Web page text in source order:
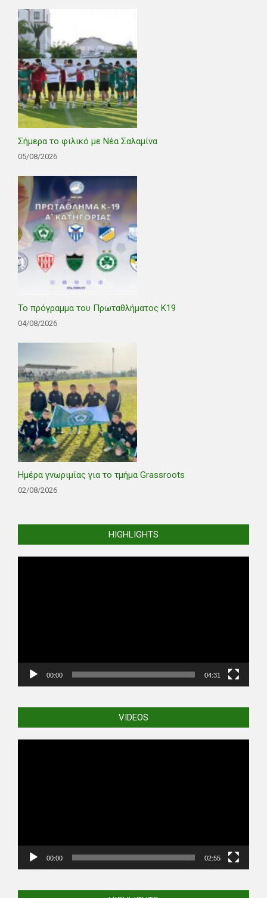
Σήμερα το φιλικό με Νέα Σαλαμίνα
05/08/2026
Το πρόγραμμα του Πρωταθλήματος Κ19
04/08/2026
Ημέρα γνωριμίας για το τμήμα Grassroots
02/08/2026
HIGHLIGHTS
00:00 04:31
VIDEOS
00:00 02:55